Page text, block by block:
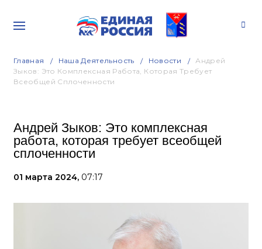
Главная Наша Деятельность Новости
Андрей
Зыков: Это Комплексная Работа, Которая Требует
Всеобщей Сплоченности
Андрей Зыков: Это комплексная
работа, которая требует всеобщей
сплоченности
01 марта 2024, 07:17